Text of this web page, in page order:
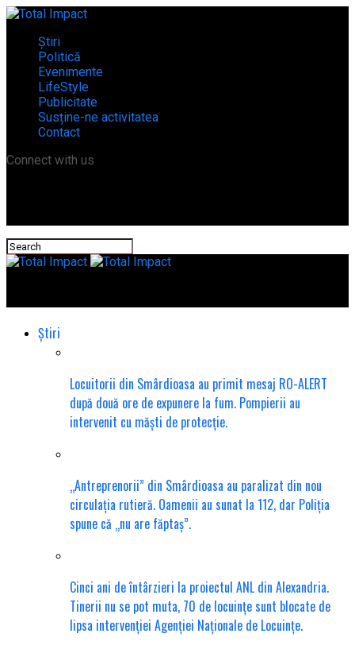
Știri
Politică
Evenimente
LifeStyle
Publicitate
Susține-ne activitatea
Contact
Connect with us
Știri
Locuitorii din Smârdioasa au primit mesaj RO-ALERT
după două ore de expunere la fum. Pompierii au
intervenit cu măști de protecție.
„Antreprenorii” din Smârdioasa au paralizat din nou
circulația rutieră. Oamenii au sunat la 112, dar Poliția
spune că „nu are făptaș”.
Cinci ani de întârzieri la proiectul ANL din Alexandria.
Tinerii nu se pot muta, 70 de locuințe sunt blocate de
lipsa intervenției Agenției Naționale de Locuințe.